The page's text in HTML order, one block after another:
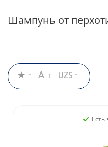
Шампунь от
Есть